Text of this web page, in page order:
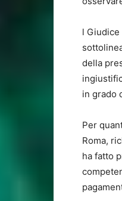
l Giudice
della
in grado
Per
Roma,
ha fatto